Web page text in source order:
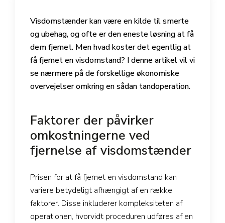
Visdomstænder kan være en kilde til smerte
og ubehag, og ofte er den eneste løsning at få
dem fjernet. Men hvad koster det egentlig at
få fjernet en visdomstand? I denne artikel vil vi
se nærmere på de forskellige økonomiske
overvejelser omkring en sådan tandoperation.
Faktorer der påvirker
omkostningerne ved
fjernelse af visdomstænder
Prisen for at få fjernet en visdomstand kan
variere betydeligt afhængigt af en række
faktorer. Disse inkluderer kompleksiteten af
operationen, hvorvidt proceduren udføres af en